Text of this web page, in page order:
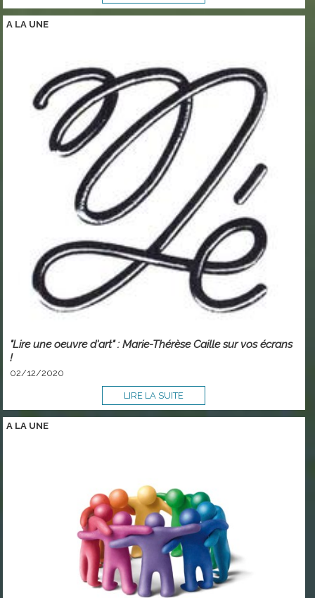
A LA UNE
"Lire une oeuvre d'art" : Marie-Thérèse Caille sur vos écrans
!
02/12/2020
LIRE LA SUITE
A LA UNE